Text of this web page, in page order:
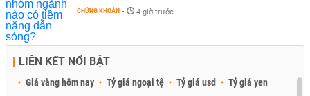
CHỨNG KHOÁN - 4 giờ trước
LIÊN KẾT NỔI BẬT
Giá vàng hôm nay Tỷ giá ngoại tệ Tỷ giá usd
Tỷ giá yen